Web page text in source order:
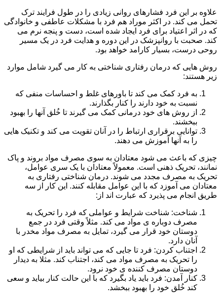
علاوه بر این فرد فشارهای روانی زیادی را در طول فرایند ترک
تحمل می کند. در اکثر موراد هم فرد با مشکلات عاطفی و خانوادگی
که در اثر اعتیاد برای فرد ایجاد شده است، دست و پنجه نرم می
کند. صحبت با روانپزشک در این دوره و هدایت فرد در یک مسیر
روحی درست، بسیار کارامد خواهد بود.
روش هایی که درمان رفتاری شناختی به کار می گیرد شامل موارد
زیر هستند:
به فرد کمک می کند تا باورهای غلط و احساسات منفی که
نسبت به خود دارند را کنار بگذارند.
از روش های خود درمانی کمک می گیرند تا خُلق آنها را بهبود
ببخشند.
توانایی برقراری ارتباط را در آنان تقویت می کند و تکنیک هایی
را به آنها آموزش می دهند.
چیزی که باعث می شود معتادان به سوی مصرف مواد بروند و پاک
نمانند، تحریک ذهنی است. معمولاً معتادان با یک سری عوامل،
تحریک به مصرف مجدد می شوند. درمان شناختی رفتاری به
معتادان می آموزد که با این عوامل مقابله کنند. این کار از سه
طریق انجام می پذیرد که عبارت اند از:
شناخت: شناخت شرایط و عواملی که فرد را تحریک به
مصرف دوباره ی مواد می کند. مثلاً وقتی فرد در جمع
دوستان خود قرار می گیرد، تمایل به مصرف مواد مخدر با
آنان دارد.
اجتناب کردن: فرد تا جایی که می تواند باید از شرایطی که او
را تحریک به مصرف مواد می کند، اجتناب کند. مثلا به دیدار
دوستان مصرف کننده ی خود نرود.
کنار آمدن: فرد باید یاد بگیرد که با این حالت کنار بیاید و سعی
کند خُلق خود را بهبود ببخشد.